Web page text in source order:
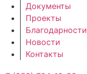
Документы
Проекты
Благодарности
Новости
Контакты